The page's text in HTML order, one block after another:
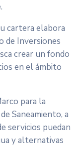
cartera elabora
de Inversiones
crear un fondo
en el ámbito
para la
Saneamiento, a
servicios puedan
y alternativas